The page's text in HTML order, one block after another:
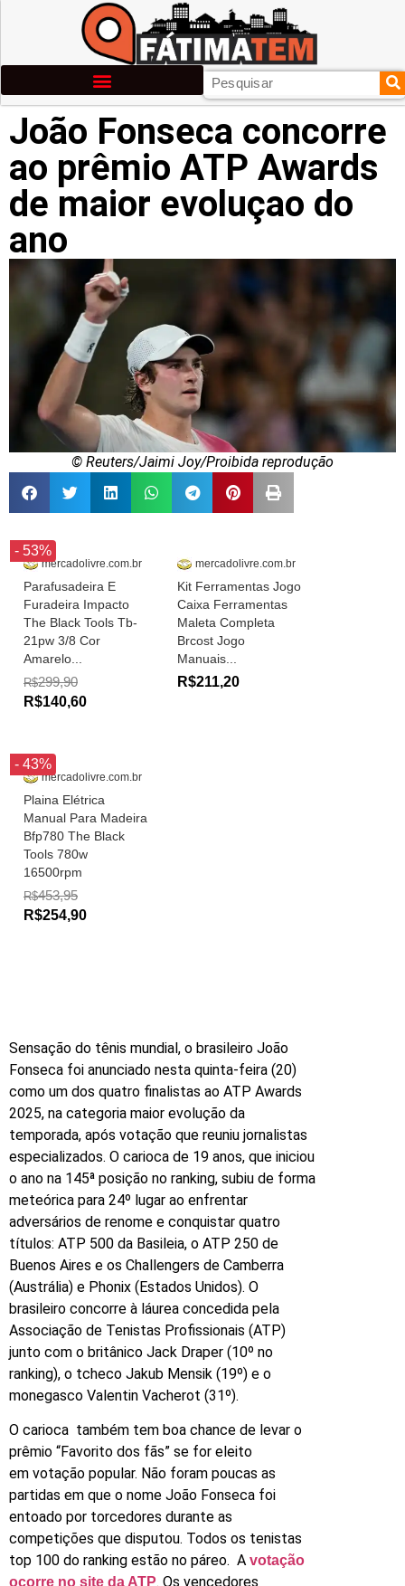
João Fonseca concorre
ao prêmio ATP Awards
de maior evoluçao do
ano
© Reuters/Jaimi Joy/Proibida reprodução
- 53%
mercadolivre.com.br
Parafusadeira E
Furadeira Impacto
The Black Tools Tb-
21pw 3/8 Cor
Amarelo...
R$299,90
R$140,60
mercadolivre.com.br
Kit Ferramentas Jogo
Caixa Ferramentas
Maleta Completa
Brcost Jogo
Manuais...
R$211,20
- 43%
mercadolivre.com.br
Plaina Elétrica
Manual Para Madeira
Bfp780 The Black
Tools 780w
16500rpm
R$453,95
R$254,90
Sensação do tênis mundial, o brasileiro João
Fonseca foi anunciado nesta quinta-feira (20)
como um dos quatro finalistas ao ATP Awards
2025, na categoria maior evolução da
temporada, após votação que reuniu jornalistas
especializados. O carioca de 19 anos, que iniciou
o ano na 145ª posição no ranking, subiu de forma
meteórica para 24º lugar ao enfrentar
adversários de renome e conquistar quatro
títulos: ATP 500 da Basileia, o ATP 250 de
Buenos Aires e os Challengers de Camberra
(Austrália) e Phonix (Estados Unidos). O
brasileiro concorre à láurea concedida pela
Associação de Tenistas Profissionais (ATP)
junto com o britânico Jack Draper (10º no
ranking), o tcheco Jakub Mensik (19º) e o
monegasco Valentin Vacherot (31º).
O carioca também tem boa chance de levar o
prêmio “Favorito dos fãs” se for eleito
em votação popular. Não foram poucas as
partidas em que o nome João Fonseca foi
entoado por torcedores durante as
competições que disputou. Todos os tenistas
top 100 do ranking estão no páreo. A votação
ocorre no site da ATP. Os vencedores